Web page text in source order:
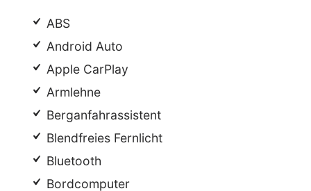
ABS
Android Auto
Apple CarPlay
Armlehne
Berganfahrassistent
Blendfreies Fernlicht
Bluetooth
Bordcomputer